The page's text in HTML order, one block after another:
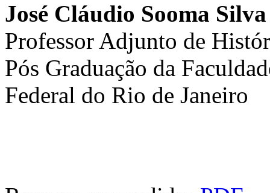
José Cláudio Sooma Silva
Professor Adjunto de
Pós Graduação da
Federal do Rio de Janeiro